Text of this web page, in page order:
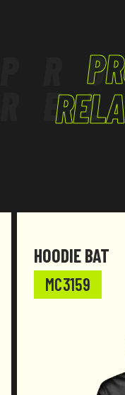
TERCIÁRIO -
HOODIE BAT
MC3159